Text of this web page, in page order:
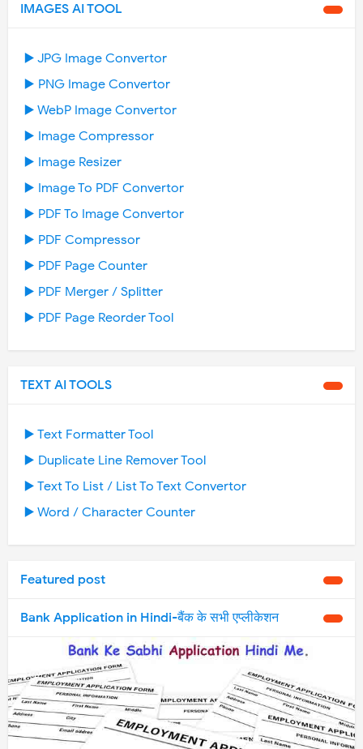
IMAGES AI TOOL
▶️ JPG Image Convertor
▶️ PNG Image Convertor
▶️ WebP Image Convertor
▶️ Image Compressor
▶️ Image Resizer
▶️ Image To PDF Convertor
▶️ PDF To Image Convertor
▶️ PDF Compressor
▶️ PDF Page Counter
▶️ PDF Merger / Splitter
▶️ PDF Page Reorder Tool
TEXT AI TOOLS
▶️ Text Formatter Tool
▶️ Duplicate Line Remover Tool
▶️ Text To List / List To Text Convertor
▶️ Word / Character Counter
Featured post
Bank Application in Hindi-बैंक के सभी एप्लीकेशन